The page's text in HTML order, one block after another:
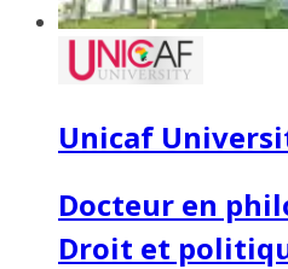
Unicaf
Docteur en
Droit et